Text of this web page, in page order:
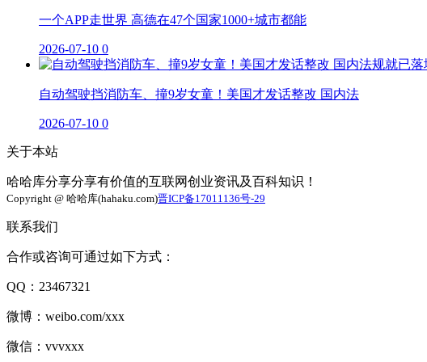
一个APP走世界 高德在47个国家1000+城市都能
2026-07-10 0
自动驾驶挡消防车、撞9岁女童！美国才发话整改 国内法
2026-07-10 0
关于本站
哈哈库分享分享有价值的互联网创业资讯及百科知识！
Copyright @ 哈哈库(hahaku.com)晋ICP备17011136号-29
联系我们
合作或咨询可通过如下方式：
QQ：23467321
微博：weibo.com/xxx
微信：vvvxxx